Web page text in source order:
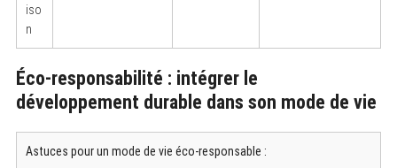
iso
n
Éco-responsabilité : intégrer le
développement durable dans son mode de vie
Astuces pour un mode de vie éco-responsable :
S